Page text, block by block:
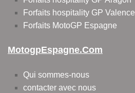
Forfaits hospitality GP Valence
Forfaits MotoGP Espagne
MotogpEspagne.com
Qui sommes-nous
contacter avec nous